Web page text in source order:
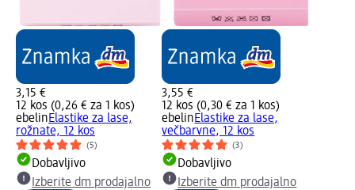
3,15 €
12 kos (0,26 € za 1 kos)
ebelinElastike za lase,
rožnate, 12 kos
(5)
Dobavljivo
Izberite dm prodajalno
3,55 €
12 kos (0,30 € za 1 kos)
ebelinElastike za lase,
večbarvne, 12 kos
(3)
Dobavljivo
Izberite dm prodajalno